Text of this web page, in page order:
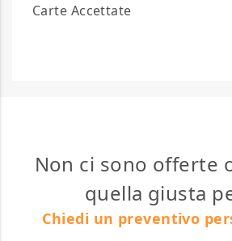
Carte Accettate
Non ci sono offerte
quella giusta
Chiedi un preventivo